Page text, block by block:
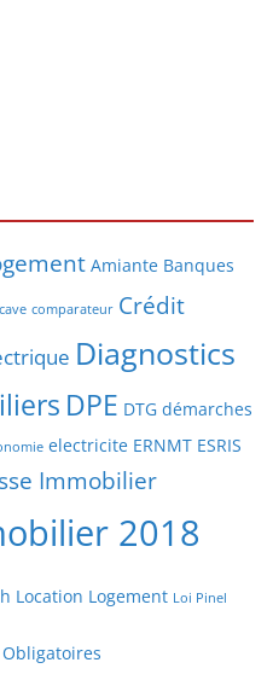
Amiante Banques
cave comparateur Crédit
Diagnostics
DPE DTG démarches
electricite ERNMT ESRIS
Immobilier
2018
Location Logement Loi Pinel
Obligatoires